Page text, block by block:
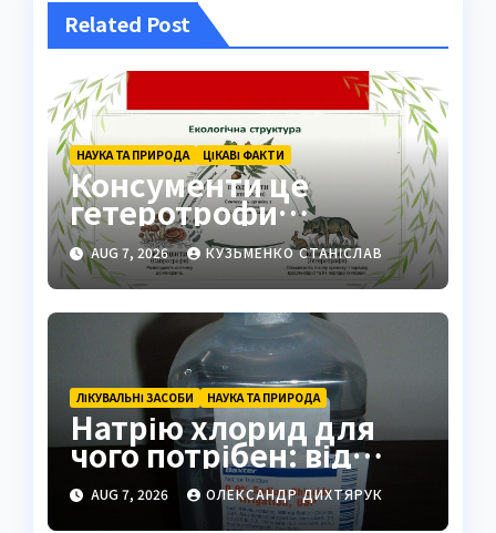
Related Post
НАУКА ТА ПРИРОДА ЦІКАВІ ФАКТИ
Консументи це
гетеротрофи
екосистеми
AUG 7, 2026 КУЗЬМЕНКО СТАНІСЛАВ
ЛІКУВАЛЬНІ ЗАСОБИ НАУКА ТА ПРИРОДА
Натрію хлорид для
чого потрібен: від
фізрозчину до
промисловості
AUG 7, 2026 ОЛЕКСАНДР ДИХТЯРУК